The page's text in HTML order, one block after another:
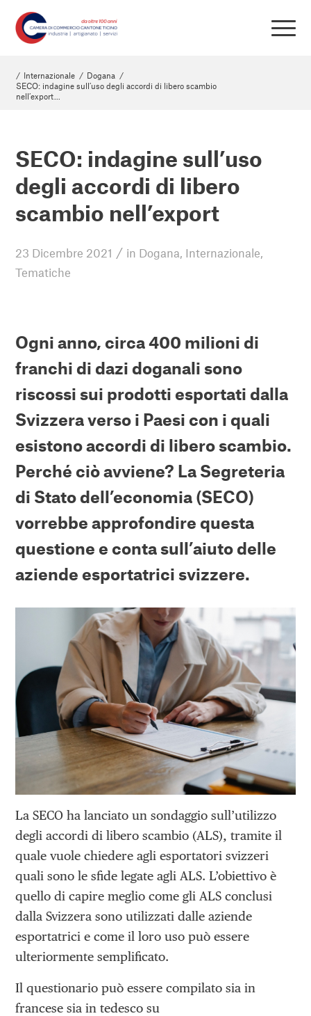
/ Internazionale / Dogana /
SECO: indagine sull’uso degli accordi di libero scambio
nell’export...
SECO: indagine sull’uso
degli accordi di libero
scambio nell’export
23 Dicembre 2021 / in Dogana, Internazionale,
Tematiche
Ogni anno, circa 400 milioni di
franchi di dazi doganali sono
riscossi sui prodotti esportati dalla
Svizzera verso i Paesi con i quali
esistono accordi di libero scambio.
Perché ciò avviene? La Segreteria
di Stato dell’economia (SECO)
vorrebbe approfondire questa
questione e conta sull’aiuto delle
aziende esportatrici svizzere.
La SECO ha lanciato un sondaggio sull’utilizzo
degli accordi di libero scambio (ALS), tramite il
quale vuole chiedere agli esportatori svizzeri
quali sono le sfide legate agli ALS. L’obiettivo è
quello di capire meglio come gli ALS conclusi
dalla Svizzera sono utilizzati dalle aziende
esportatrici e come il loro uso può essere
ulteriormente semplificato.
Il questionario può essere compilato sia in
francese sia in tedesco su